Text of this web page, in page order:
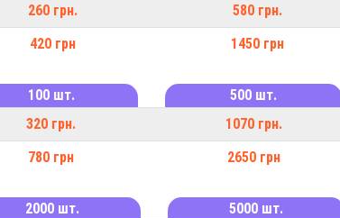
260 грн. 580 грн.
420 грн 1450 грн
100 шт. 500 шт.
320 грн. 1070 грн.
780 грн 2650 грн
2000 шт. 5000 шт.